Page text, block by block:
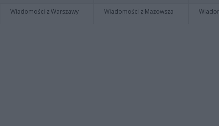
Wiadomości z Warszawy Wiadomości z Mazowsza